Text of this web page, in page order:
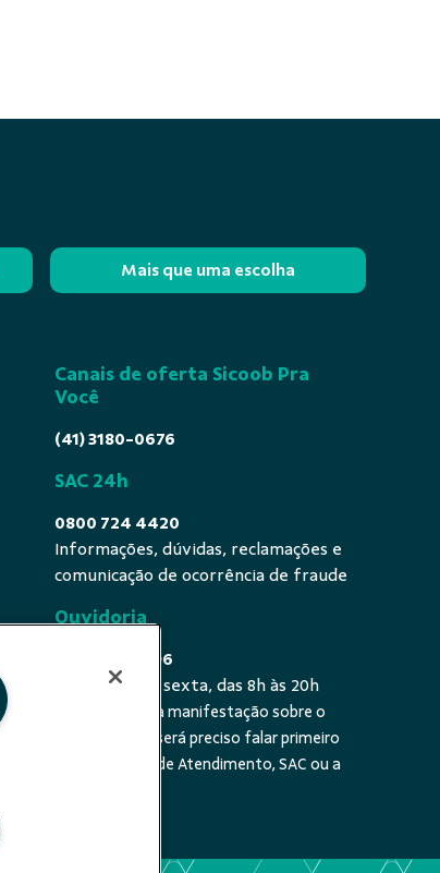
Mais que uma escolha
Canais de oferta Sicoob Pra
Você
(41) 3180-0676
SAC 24h
0800 724 4420
Informações, dúvidas, reclamações e
comunicação de ocorrência de fraude
Ouvidoria
0800 725 0996
De segunda a sexta, das 8h às 20h
É a sua primeira manifestação sobre o
tema? Se sim, será preciso falar primeiro
com a Central de Atendimento, SAC ou a